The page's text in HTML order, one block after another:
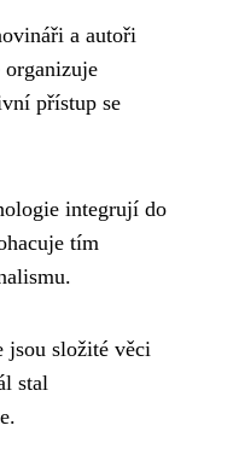
a autoři
přístup se
integrují do
tím
jsou složité věci
stal